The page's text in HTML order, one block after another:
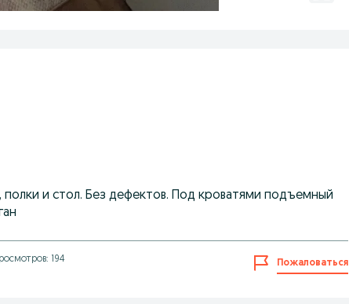
полки и стол. Без дефектов. Под кроватями подъемный
194 Пожаловаться